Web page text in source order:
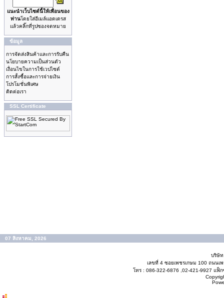
แนะนำเว็บไซด์นี้ให้เพื่อนของ
ท่านโดยใส่อีเมล์แอดเดรส
แล้วคลิ๊กที่รูปซองจดหมาย
ข้อมูล
การจัดส่งสินค้าและการรับคืน
นโยบายความเป็นส่วนตัว
เงื่อนไขในการใช้เวปไซด์
การสั้งซื้อและการจ่ายเงิน
โปรโมชั่นพิเศษ
ติดต่อเรา
SSL Certificate
07 สิงหาคม, 2026
บริษั
เลขที่ 4 ซอยเพชรเกษม 100 ถนนเ
โทร : 086-322-6876 ,02-421-9927 แฟ็